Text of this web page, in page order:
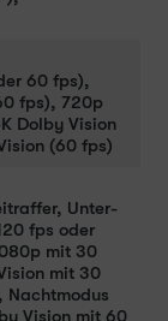
60 fps),
fps), 720p
Dolby Vision
(60 fps)
Unter­
fps oder
mit 30
mit 30
Vision mit 60